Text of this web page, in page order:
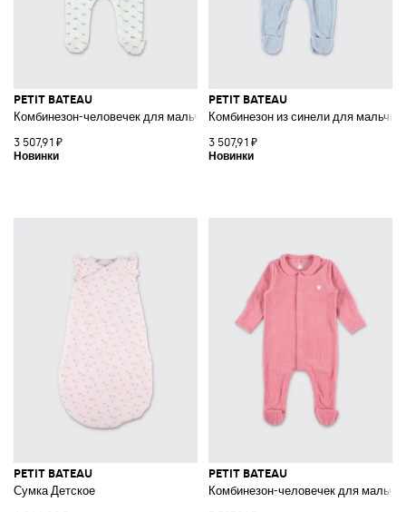
PETIT BATEAU
Комбинезон-человечек для мальчика из хлопка с графическим
3 507,91 ₽
PETIT BATEAU
Комбинезон из синели для
3 507,91 ₽
PETIT BATEAU
Сумка Детское
PETIT BATEAU
Комбинезон-человечек для